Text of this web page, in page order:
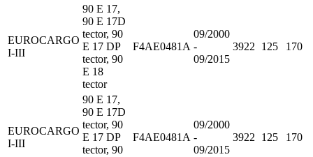
EUROCARGO
I-III
90 E 17,
90 E 17D
tector, 90
E 17 DP
tector, 90
E 18
tector
F4AE0481A
09/2000
-
09/2015
3922 125 170
EUROCARGO
I-III
90 E 17,
90 E 17D
tector, 90
E 17 DP
tector, 90
F4AE0481A
09/2000
-
09/2015
3922 125 170